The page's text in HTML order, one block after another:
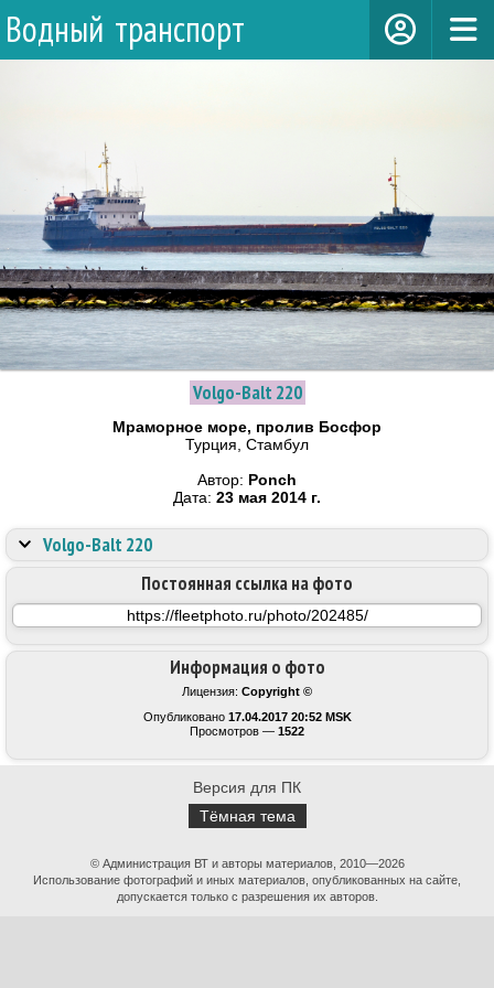
Водный транспорт
Volgo-Balt 220
Мраморное море, пролив Босфор
Турция, Стамбул
Автор: Ponch
Дата: 23 мая 2014 г.
Информация о фото
Лицензия: Copyright ©
Опубликовано 17.04.2017 20:52 MSK
Просмотров — 1522
Постоянная ссылка на фото
Volgo-Balt 220
Версия для ПК
Тёмная тема
© Администрация ВТ и авторы материалов, 2010—2026
Использование фотографий и иных материалов, опубликованных на сайте,
допускается только с разрешения их авторов.